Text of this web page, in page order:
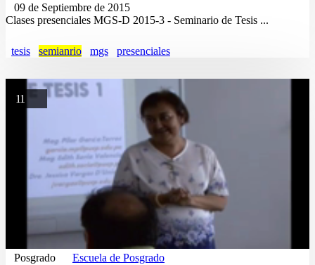
09 de Septiembre de 2015
Clases presenciales MGS-D 2015-3 - Seminario de Tesis ...
tesis semianrio mgs presenciales
11
Posgrado Escuela de Posgrado